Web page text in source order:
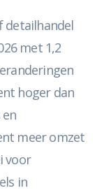
detailhandel
met 1,2
hoger dan
meer omzet
voor
in